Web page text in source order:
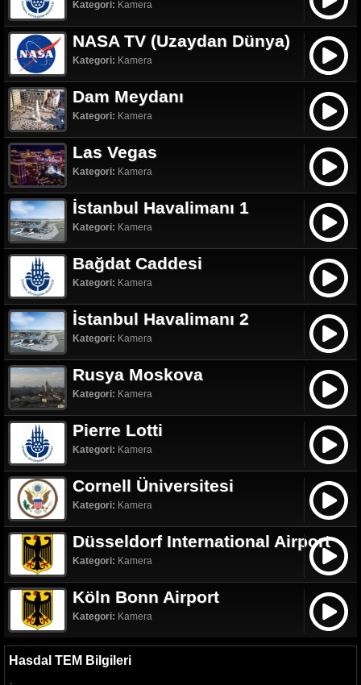
Kategori: Kamera
NASA TV (Uzaydan Dünya)
Kategori: Kamera
Dam Meydanı
Kategori: Kamera
Las Vegas
Kategori: Kamera
İstanbul Havalimanı 1
Kategori: Kamera
Bağdat Caddesi
Kategori: Kamera
İstanbul Havalimanı 2
Kategori: Kamera
Rusya Moskova
Kategori: Kamera
Pierre Lotti
Kategori: Kamera
Cornell Üniversitesi
Kategori: Kamera
Düsseldorf International Airport
Kategori: Kamera
Köln Bonn Airport
Kategori: Kamera
Hasdal TEM Bilgileri